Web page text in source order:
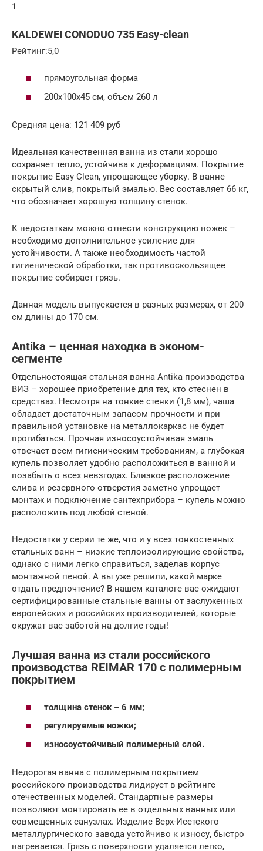
1
KALDEWEI CONODUO 735 Easy-clean
Рейтинг:5,0
прямоугольная форма
200х100х45 см, объем 260 л
Средняя цена: 121 409 руб
Идеальная качественная ванна из стали хорошо
сохраняет тепло, устойчива к деформациям. Покрытие
покрытие Easy Clean, упрощающее уборку. В ванне
скрытый слив, покрытый эмалью. Вес составляет 66 кг,
что обозначает хорошую толщину стенок.
К недостаткам можно отнести конструкцию ножек –
необходимо дополнительное усиление для
устойчивости. А также необходимость частой
гигиенической обработки, так противоскользящее
покрытие собирает грязь.
Данная модель выпускается в разных размерах, от 200
см длины до 170 см.
Antika – ценная находка в эконом-
сегменте
Отдельностоящая стальная ванна Antika производства
ВИЗ – хорошее приобретение для тех, кто стеснен в
средствах. Несмотря на тонкие стенки (1,8 мм), чаша
обладает достаточным запасом прочности и при
правильной установке на металлокаркас не будет
прогибаться. Прочная износоустойчивая эмаль
отвечает всем гигиеническим требованиям, а глубокая
купель позволяет удобно расположиться в ванной и
позабыть о всех невзгодах. Близкое расположение
слива и резервного отверстия заметно упрощает
монтаж и подключение сантехприбора – купель можно
расположить под любой стеной.
Недостатки у серии те же, что и у всех тонкостенных
стальных ванн – низкие теплоизолирующие свойства,
однако с ними легко справиться, заделав корпус
монтажной пеной. А вы уже решили, какой марке
отдать предпочтение? В нашем каталоге вас ожидают
сертифицированные стальные ванны от заслуженных
европейских и российских производителей, которые
окружат вас заботой на долгие годы!
Лучшая ванна из стали российского
производства REIMAR 170 с полимерным
покрытием
толщина стенок – 6 мм;
регулируемые ножки;
износоустойчивый полимерный слой.
Недорогая ванна с полимерным покрытием
российского производства лидирует в рейтинге
отечественных моделей. Стандартные размеры
позволяют монтировать ее в отдельных ванных или
совмещенных санузлах. Изделие Верх-Исетского
металлургического завода устойчиво к износу, быстро
нагревается. Грязь с поверхности удаляется легко,